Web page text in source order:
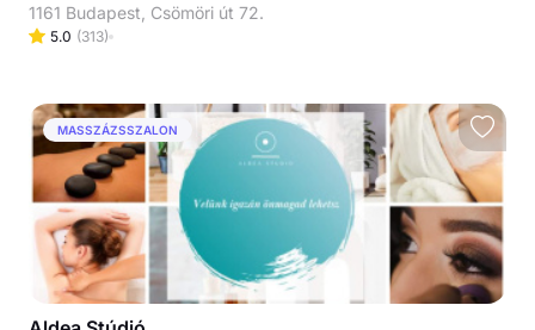
1161 Budapest, Csömöri út 72.
5.0 (313)
MASSZÁZSSZALON